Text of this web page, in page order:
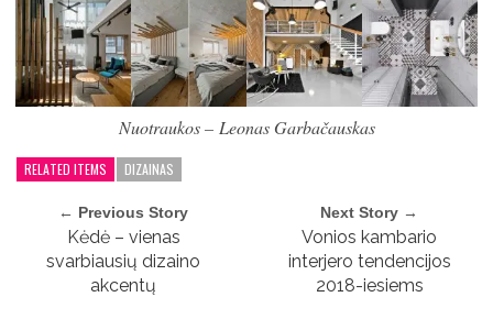
Nuotraukos – Leonas Garbačauskas
RELATED ITEMS DIZAINAS
← Previous Story
Kėdė – vienas
svarbiausių dizaino
akcentų
Next Story →
Vonios kambario
interjero tendencijos
2018-iesiems